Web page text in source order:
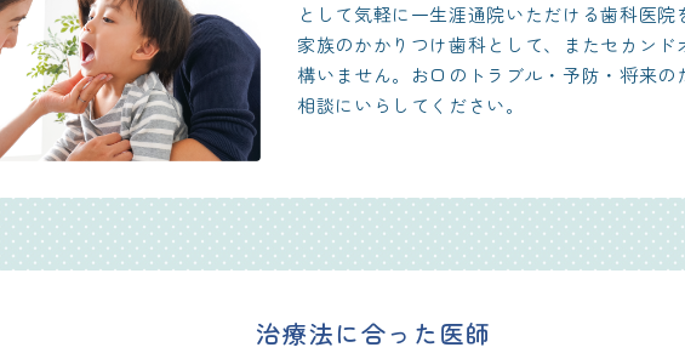
として気軽に一生涯通院いただける歯科医
家族のかかりつけ歯科として、またセカン
構いません。お口のトラブル・予防・将来
相談にいらしてください。
治療法に合った医師